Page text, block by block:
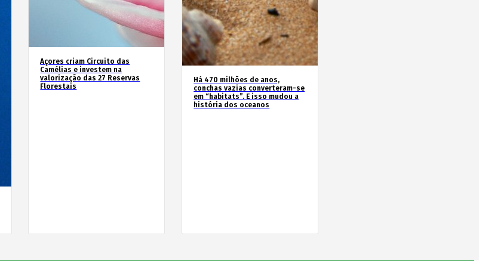
Açores criam Circuito das
Camélias e investem na
valorização das 27 Reservas
Florestais
Há 470 milhões de anos,
conchas vazias converteram-se
em “habitats”. E isso mudou a
história dos oceanos